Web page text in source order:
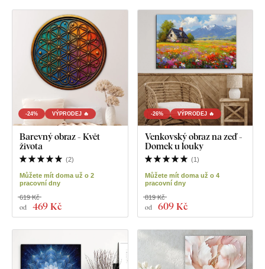
-24% VÝPRODEJ 🔥
Barevný obraz - Květ
života
(2)
Můžete mít doma už o 2
pracovní dny
od 469 Kč
619 Kč
-26% VÝPRODEJ 🔥
Venkovský obraz na zeď -
Domek u louky
(1)
Můžete mít doma už o 4
pracovní dny
od 609 Kč
819 Kč